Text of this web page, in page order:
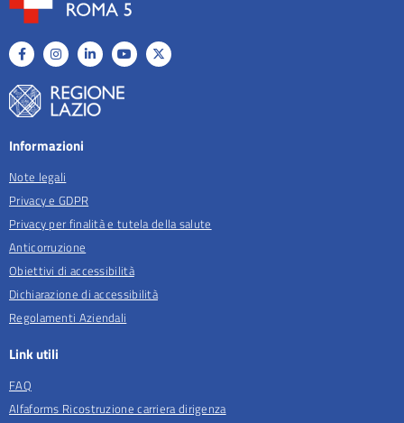
Informazioni
Note legali
Privacy e GDPR
Privacy per finalità e tutela della salute
Anticorruzione
Obiettivi di accessibilità
Dichiarazione di accessibilità
Regolamenti Aziendali
Link utili
FAQ
Alfaforms Ricostruzione carriera dirigenza